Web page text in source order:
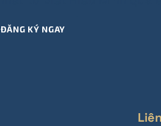
ĐĂNG KÝ NGAY